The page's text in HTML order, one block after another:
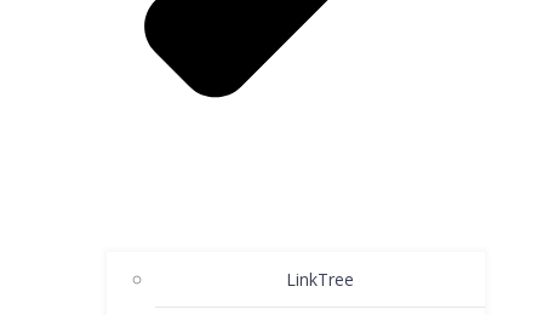
LinkTree